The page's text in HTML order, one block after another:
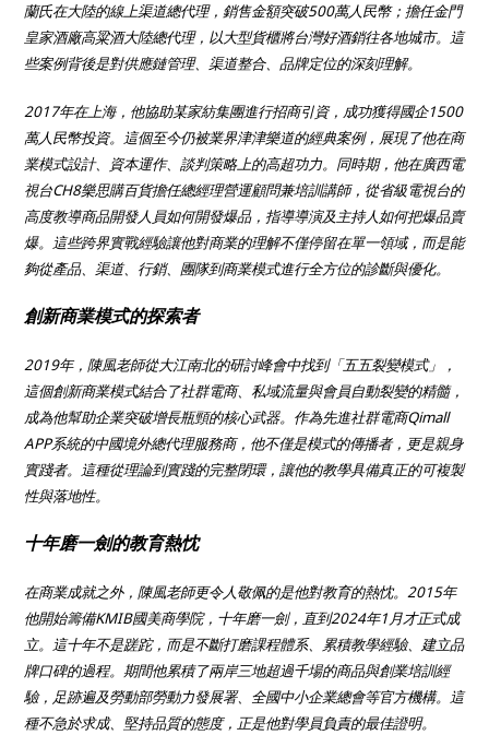
蘭氏在大陸的線上渠道總代理，銷售金額突破500萬人民幣；擔任金門
皇家酒廠高粱酒大陸總代理，以大型貨櫃將台灣好酒銷往各地城市。這
些案例背後是對供應鏈管理、渠道整合、品牌定位的深刻理解。
2017年在上海，他協助某家紡集團進行招商引資，成功獲得國企1500
萬人民幣投資。這個至今仍被業界津津樂道的經典案例，展現了他在商
業模式設計、資本運作、談判策略上的高超功力。同時期，他在廣西電
視台CH8樂思購百貨擔任總經理營運顧問兼培訓講師，從省級電視台的
高度教導商品開發人員如何開發爆品，指導導演及主持人如何把爆品賣
爆。這些跨界實戰經驗讓他對商業的理解不僅停留在單一領域，而是能
夠從產品、渠道、行銷、團隊到商業模式進行全方位的診斷與優化。
創新商業模式的探索者
2019年，陳風老師從大江南北的研討峰會中找到「五五裂變模式」，
這個創新商業模式結合了社群電商、私域流量與會員自動裂變的精髓，
成為他幫助企業突破增長瓶頸的核心武器。作為先進社群電商Qimall
APP系統的中國境外總代理服務商，他不僅是模式的傳播者，更是親身
實踐者。這種從理論到實踐的完整閉環，讓他的教學具備真正的可複製
性與落地性。
十年磨一劍的教育熱忱
在商業成就之外，陳風老師更令人敬佩的是他對教育的熱忱。2015年
他開始籌備KMIB國美商學院，十年磨一劍，直到2024年1月才正式成
立。這十年不是蹉跎，而是不斷打磨課程體系、累積教學經驗、建立品
牌口碑的過程。期間他累積了兩岸三地超過千場的商品與創業培訓經
驗，足跡遍及勞動部勞動力發展署、全國中小企業總會等官方機構。這
種不急於求成、堅持品質的態度，正是他對學員負責的最佳證明。